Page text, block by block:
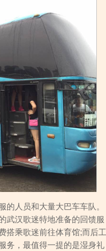
人员和大量大巴车车队。
武汉歌迷特地准备的回馈服
搭乘歌迷前往体育馆;而后工
务，最值得一提的是湿身礼